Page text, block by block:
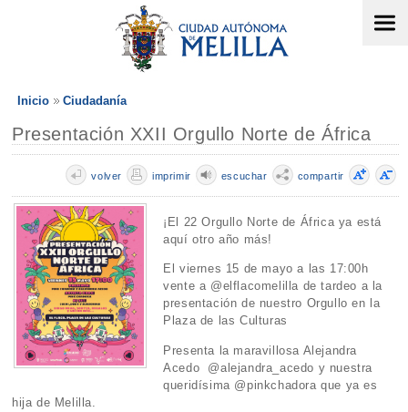
Inicio Ciudadanía
Presentación XXII Orgullo Norte de África
compartir
escuchar
imprimir
volver
¡El 22 Orgullo Norte de África ya está
aquí otro año más!
El viernes 15 de mayo a las 17:00h
vente a @elflacomelilla de tardeo a la
presentación de nuestro Orgullo en la
Plaza de las Culturas
Presenta la maravillosa Alejandra
Acedo @alejandra_acedo y nuestra
queridísima @pinkchadora que ya es
hija de Melilla.